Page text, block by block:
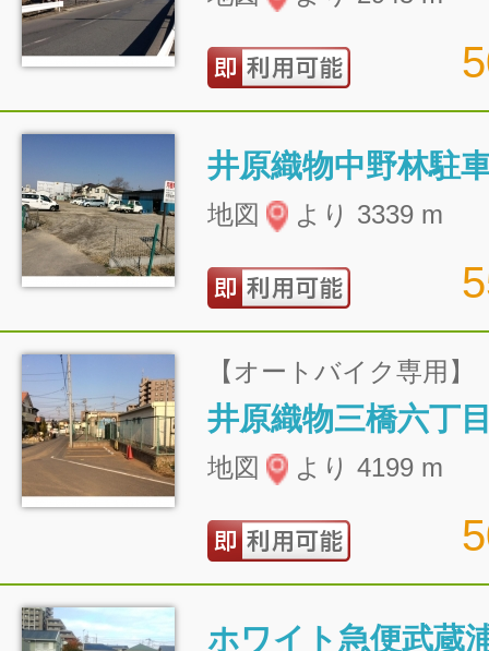
井原織物中野林駐
地図 より 3339 m
【オートバイク専用】
井原織物三橋六丁
地図 より 4199 m
ホワイト急便武蔵